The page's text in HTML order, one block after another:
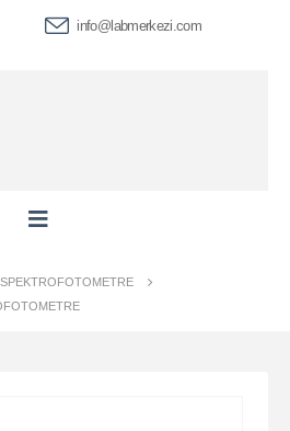
info@labmerkezi.com
SPEKTROFOTOMETRE